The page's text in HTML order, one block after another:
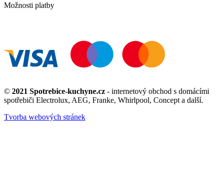
Možnosti platby
© 2021 Spotrebice-kuchyne.cz - internetový obchod s domácími
spotřebiči Electrolux, AEG, Franke, Whirlpool, Concept a další.
Tvorba webových stránek